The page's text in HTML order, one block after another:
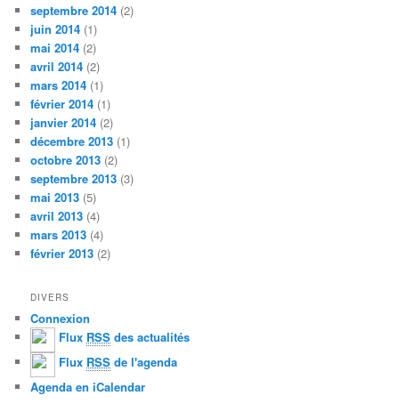
septembre 2014 (2)
juin 2014 (1)
mai 2014 (2)
avril 2014 (2)
mars 2014 (1)
février 2014 (1)
janvier 2014 (2)
décembre 2013 (1)
octobre 2013 (2)
septembre 2013 (3)
mai 2013 (5)
avril 2013 (4)
mars 2013 (4)
février 2013 (2)
DIVERS
Connexion
Flux RSS des actualités
Flux RSS de l'agenda
Agenda en iCalendar